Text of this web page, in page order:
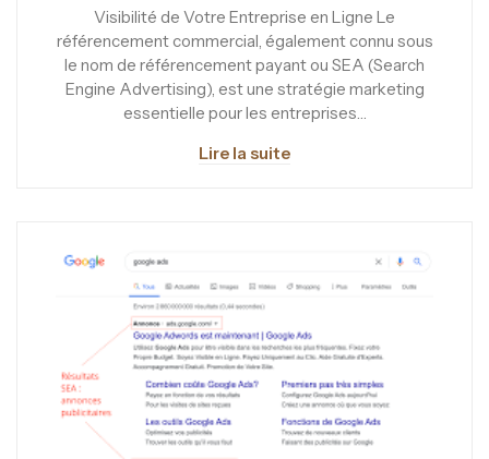
Visibilité de Votre Entreprise en Ligne Le
référencement commercial, également connu sous
le nom de référencement payant ou SEA (Search
Engine Advertising), est une stratégie marketing
essentielle pour les entreprises…
Lire la suite